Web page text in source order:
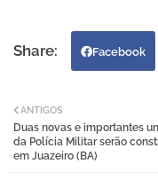
Facebook
ANTIGOS
Duas novas e importantes
da Polícia Militar serão
em Juazeiro (BA)